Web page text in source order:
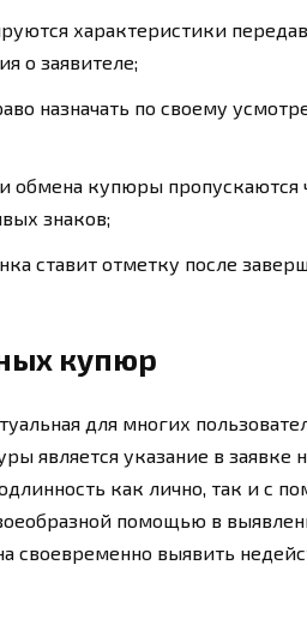
характеристики
о заявителе;
назначать по своему
обмена купюры пропускаются
знаков;
ставит отметку после
купюр
для многих
является указание в
как лично, так и с
помощью в
своевременно выявить